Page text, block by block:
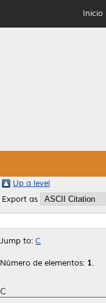
Inicio
Up a level
Export as
Jump to: C
Número de elementos: 1.
C